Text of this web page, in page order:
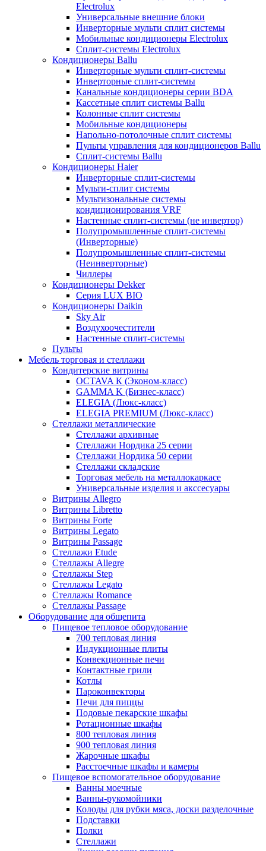
Electrolux
Универсальные внешние блоки
Инверторные мульти сплит системы
Мобильные кондиционеры Electrolux
Сплит-системы Electrolux
Кондиционеры Ballu
Инверторные мульти сплит-системы
Инверторные сплит-системы
Канальные кондиционеры серии BDA
Кассетные сплит системы Ballu
Колонные сплит системы
Мобильные кондиционеры
Напольно-потолочные сплит системы
Пульты управления для кондиционеров Ballu
Сплит-системы Ballu
Кондиционеры Haier
Инверторные сплит-системы
Мульти-сплит системы
Мультизональные системы
кондиционирования VRF
Настенные сплит-системы (не инвертор)
Полупромышленные сплит-системы
(Инверторные)
Полупромышленные сплит-системы
(Неинверторные)
Чиллеры
Кондиционеры Dekker
Серия LUX BIO
Кондиционеры Daikin
Sky Air
Воздухоочестители
Настенные сплит-системы
Пульты
Мебель торговая и стеллажи
Кондитерские витрины
OCTAVA К (Эконом-класс)
GAMMA K (Бизнес-класс)
ELEGIA (Люкс-класс)
ELEGIA PREMIUM (Люкс-класс)
Стеллажи металлические
Стеллажи архивные
Стеллажи Нордика 25 серии
Стеллажи Нордика 50 серии
Стеллажи складские
Торговая мебель на металлокаркасе
Универсальные изделия и акссесуары
Витрины Allegro
Витрины Libretto
Витрины Forte
Витрины Legato
Витрины Passage
Стеллажи Etude
Стеллажы Allegre
Стеллажы Step
Стеллажы Legato
Стеллажы Romance
Стеллажы Passage
Оборудование для общепита
Пищевое тепловое оборудование
700 тепловая линия
Индукционные плиты
Конвекционные печи
Контактные грили
Котлы
Пароконвекторы
Печи для пиццы
Подовые пекарские шкафы
Ротационные шкафы
800 тепловая линия
900 тепловая линия
Жарочные шкафы
Расстоечные шкафы и камеры
Пищевое вспомогательное оборудование
Ванны моечные
Ванны-рукомойники
Колоды для рубки мяса, доски разделочные
Подставки
Полки
Стеллажи